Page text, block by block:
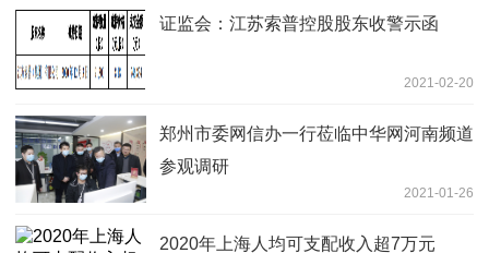
证监会：江苏索普控股股东收警示函
2021-02-20
郑州市委网信办一行莅临中华网河南频道
参观调研
2021-01-26
2020年上海人均可支配收入超7万元